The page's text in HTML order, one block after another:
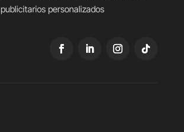
publicitarios personalizados